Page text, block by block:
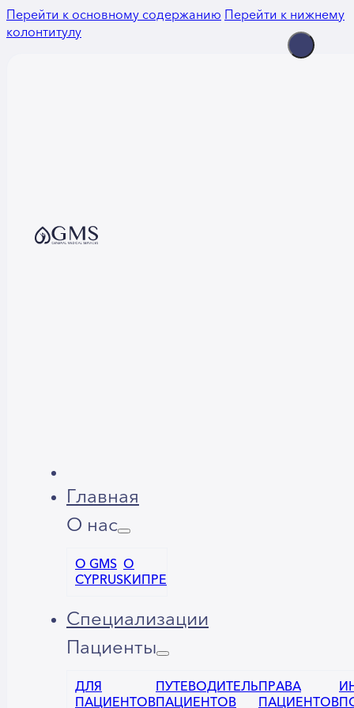
Перейти к основному содержаниюПерейти к нижнему
колонтитулу
Главная
О нас
О GMS
CYPRUS
О
КИПРЕ
Специализации
Пациенты
ДЛЯ
ПАЦИЕНТОВ
ПУТЕВОДИТЕЛЬ
ПАЦИЕНТОВ
ПРАВА
ПАЦИЕНТОВ